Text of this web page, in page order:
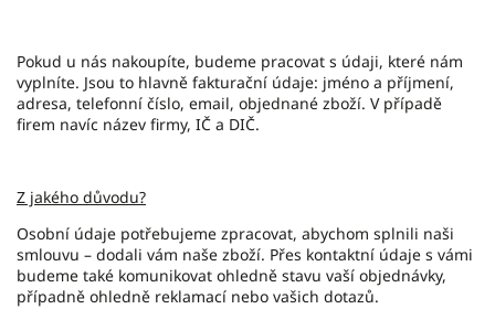
Pokud u nás nakoupíte, budeme pracovat s údaji, které nám
vyplníte. Jsou to hlavně fakturační údaje: jméno a příjmení,
adresa, telefonní číslo, email, objednané zboží. V případě
firem navíc název firmy, IČ a DIČ.
Z jakého důvodu?
Osobní údaje potřebujeme zpracovat, abychom splnili naši
smlouvu – dodali vám naše zboží. Přes kontaktní údaje s vámi
budeme také komunikovat ohledně stavu vaší objednávky,
případně ohledně reklamací nebo vašich dotazů.